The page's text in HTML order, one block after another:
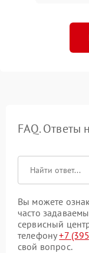
FAQ. Ответы
Вы можете
часто
сервисный
телефону+7
свой вопрос.